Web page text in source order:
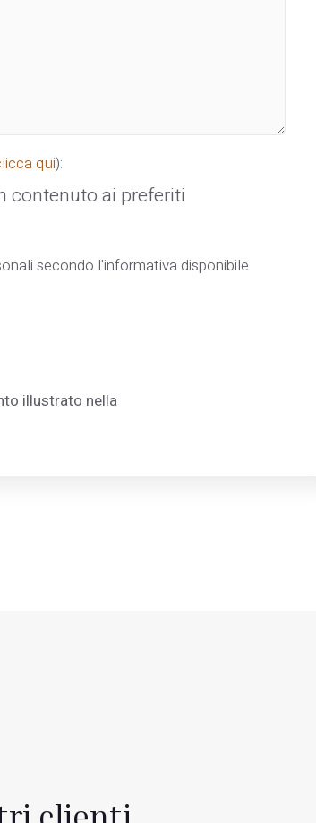
qui):
contenuto ai preferiti
secondo l'informativa disponibile
illustrato nella